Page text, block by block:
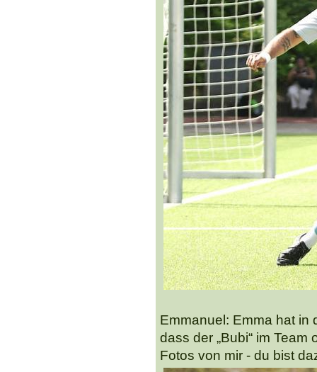
Emmanuel: Emma hat in
dass der „Bubi“ im
Fotos von mir - du bist